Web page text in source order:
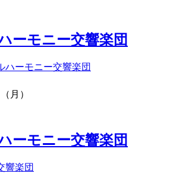
ーモニー交響楽団
月）
ーモニー交響楽団